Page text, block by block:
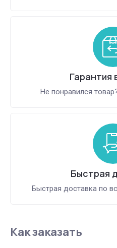
Гарантия
Не понравился
Быстрая
Быстрая доставка по
Как заказать